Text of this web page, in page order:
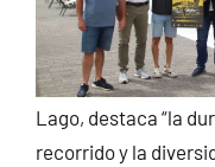
Lago, destaca “la
recorrido y la